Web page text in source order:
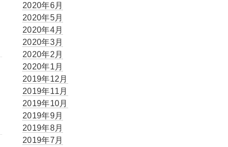
2020年6月
2020年5月
2020年4月
2020年3月
2020年2月
2020年1月
2019年12月
2019年11月
2019年10月
2019年9月
2019年8月
2019年7月